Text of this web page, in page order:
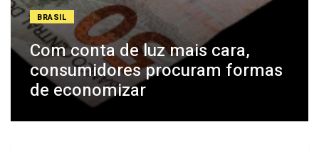
BRASIL
Com conta de luz mais cara,
consumidores procuram formas
de economizar